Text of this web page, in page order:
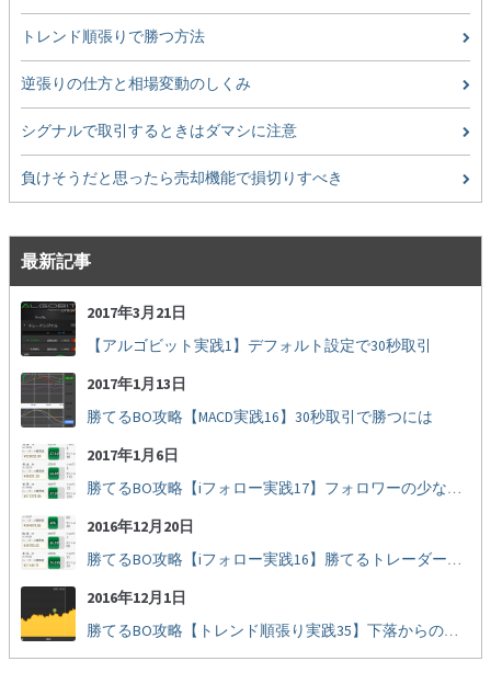
トレンド順張りで勝つ方法
逆張りの仕方と相場変動のしくみ
シグナルで取引するときはダマシに注意
負けそうだと思ったら売却機能で損切りすべき
最新記事
2017年3月21日
【アルゴビット実践1】デフォルト設定で30秒取引
2017年1月13日
勝てるBO攻略【MACD実践16】30秒取引で勝つには
2017年1月6日
勝てるBO攻略【iフォロー実践17】フォロワーの少ない人をフォローする
2016年12月20日
勝てるBO攻略【iフォロー実践16】勝てるトレーダーを見抜く
2016年12月1日
勝てるBO攻略【トレンド順張り実践35】下落からの反発を見極める